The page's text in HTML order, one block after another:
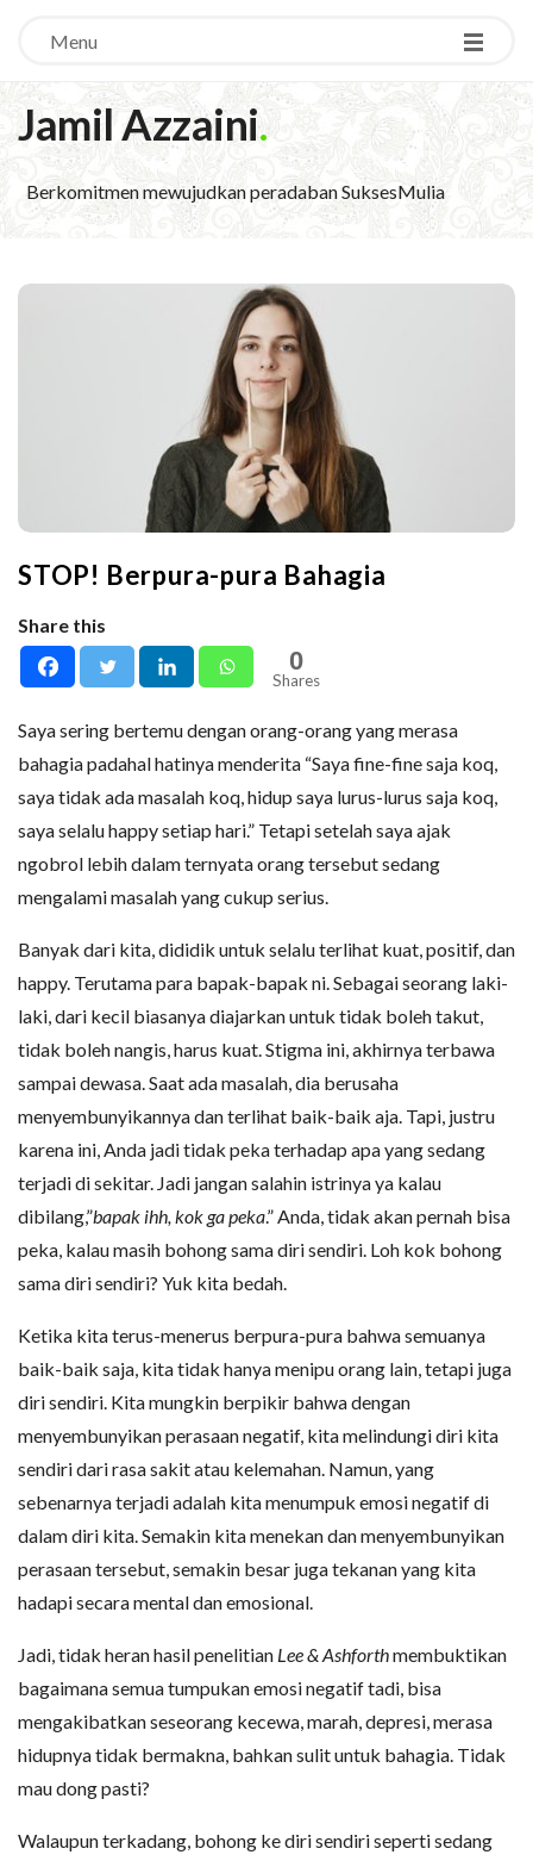
Menu
Jamil Azzaini.
Berkomitmen mewujudkan peradaban SuksesMulia
STOP! Berpura-pura Bahagia
Share this
0
Shares
Saya sering bertemu dengan orang-orang yang merasa
bahagia padahal hatinya menderita “Saya fine-fine saja koq,
saya tidak ada masalah koq, hidup saya lurus-lurus saja koq,
saya selalu happy setiap hari.” Tetapi setelah saya ajak
ngobrol lebih dalam ternyata orang tersebut sedang
mengalami masalah yang cukup serius.
Banyak dari kita, dididik untuk selalu terlihat kuat, positif, dan
happy. Terutama para bapak-bapak ni. Sebagai seorang laki-
laki, dari kecil biasanya diajarkan untuk tidak boleh takut,
tidak boleh nangis, harus kuat. Stigma ini, akhirnya terbawa
sampai dewasa. Saat ada masalah, dia berusaha
menyembunyikannya dan terlihat baik-baik aja. Tapi, justru
karena ini, Anda jadi tidak peka terhadap apa yang sedang
terjadi di sekitar. Jadi jangan salahin istrinya ya kalau
dibilang,”bapak ihh, kok ga peka.” Anda, tidak akan pernah bisa
peka, kalau masih bohong sama diri sendiri. Loh kok bohong
sama diri sendiri? Yuk kita bedah.
Ketika kita terus-menerus berpura-pura bahwa semuanya
baik-baik saja, kita tidak hanya menipu orang lain, tetapi juga
diri sendiri. Kita mungkin berpikir bahwa dengan
menyembunyikan perasaan negatif, kita melindungi diri kita
sendiri dari rasa sakit atau kelemahan. Namun, yang
sebenarnya terjadi adalah kita menumpuk emosi negatif di
dalam diri kita. Semakin kita menekan dan menyembunyikan
perasaan tersebut, semakin besar juga tekanan yang kita
hadapi secara mental dan emosional.
Jadi, tidak heran hasil penelitian Lee & Ashforthmembuktikan
bagaimana semua tumpukan emosi negatif tadi, bisa
mengakibatkan seseorang kecewa, marah, depresi, merasa
hidupnya tidak bermakna, bahkan sulit untuk bahagia. Tidak
mau dong pasti?
Walaupun terkadang, bohong ke diri sendiri seperti sedang